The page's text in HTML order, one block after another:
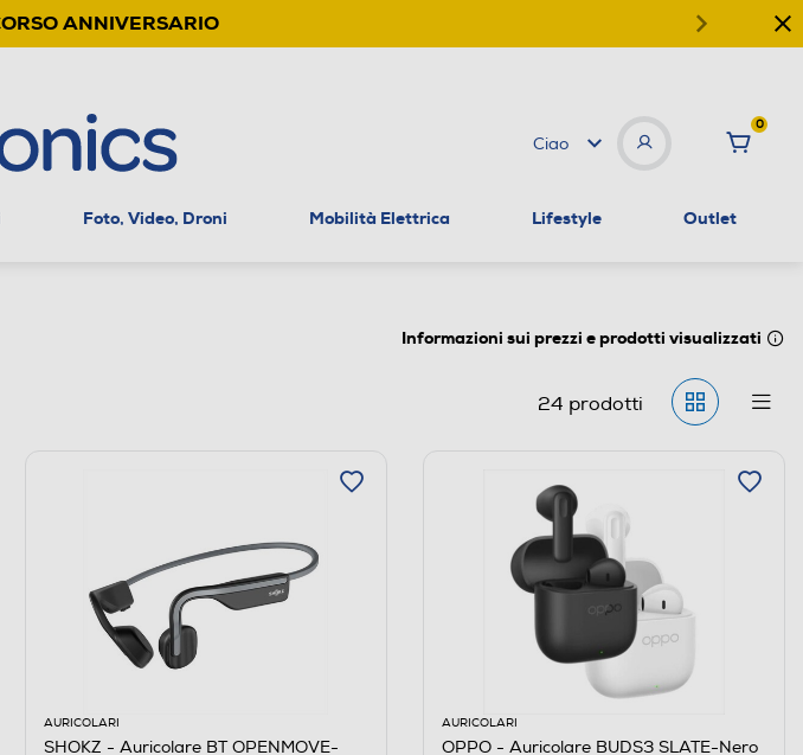
ANNIVERSARIO
Ciao
0
Foto, Video, Droni Mobilità Elettrica Lifestyle Outlet
Informazioni sui prezzi e prodotti visualizzati
24 prodotti
AURICOLARI
SHOKZ - Auricolare BT OPENMOVE-
AURICOLARI
OPPO - Auricolare BUDS3 SLATE-Nero